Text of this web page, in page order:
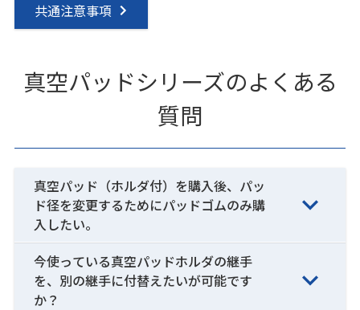
共通注意事項
真空パッドシリーズのよくある
質問
真空パッド（ホルダ付）を購入後、パッ
ド径を変更するためにパッドゴムのみ購
入したい。
今使っている真空パッドホルダの継手
を、別の継手に付替えたいが可能です
か？